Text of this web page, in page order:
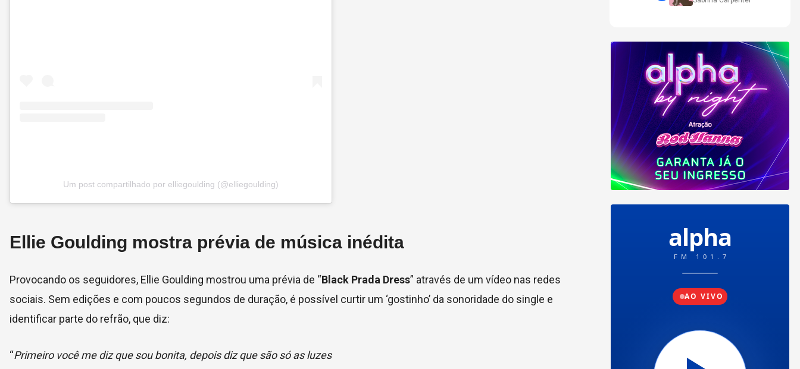
Um post compartilhado por elliegoulding (@elliegoulding)
Ellie Goulding mostra prévia de música inédita
Provocando os seguidores, Ellie Goulding mostrou uma prévia de “Black Prada Dress” através de um vídeo nas redes
sociais. Sem edições e com poucos segundos de duração, é possível curtir um ‘gostinho’ da sonoridade do single e
identificar parte do refrão, que diz:
“Primeiro você me diz que sou bonita, depois diz que são só as luzes